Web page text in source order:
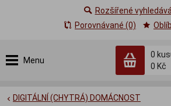
Menu
0
0 Kč
Rozšířené
Porovnávané (0)
DIGITÁLNÍ (CHYTRÁ) DOMÁCNOST